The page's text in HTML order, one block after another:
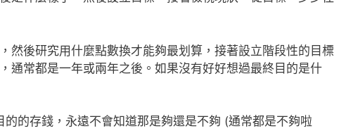
然後研究用什麼點數換才能夠最划算，接著設立階段性的目標
通常都是一年或兩年之後。如果沒有好好想過最終目的是什
的存錢，永遠不會知道那是夠還是不夠 (通常都是不夠啦